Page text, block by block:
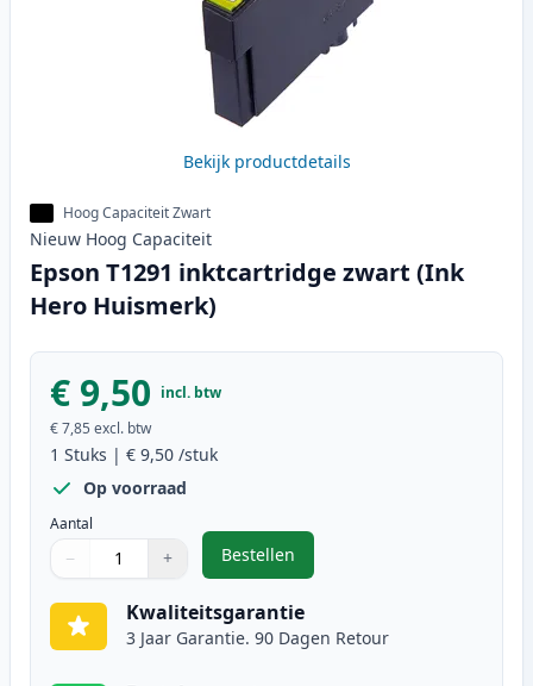
Bekijk productdetails
Hoog Capaciteit Zwart
Nieuw Hoog Capaciteit
Epson T1291 inktcartridge zwart (Ink
Hero Huismerk)
€ 9,50 incl. btw
€ 7,85 excl. btw
1 Stuks | € 9,50 /stuk
Op voorraad
Aantal
Gebruik de knoppen om aan te passen
− +
1
Bestellen
,Epson T1291 inktcartridge zwart
Kwaliteitsgarantie
3 Jaar Garantie. 90 Dagen Retour